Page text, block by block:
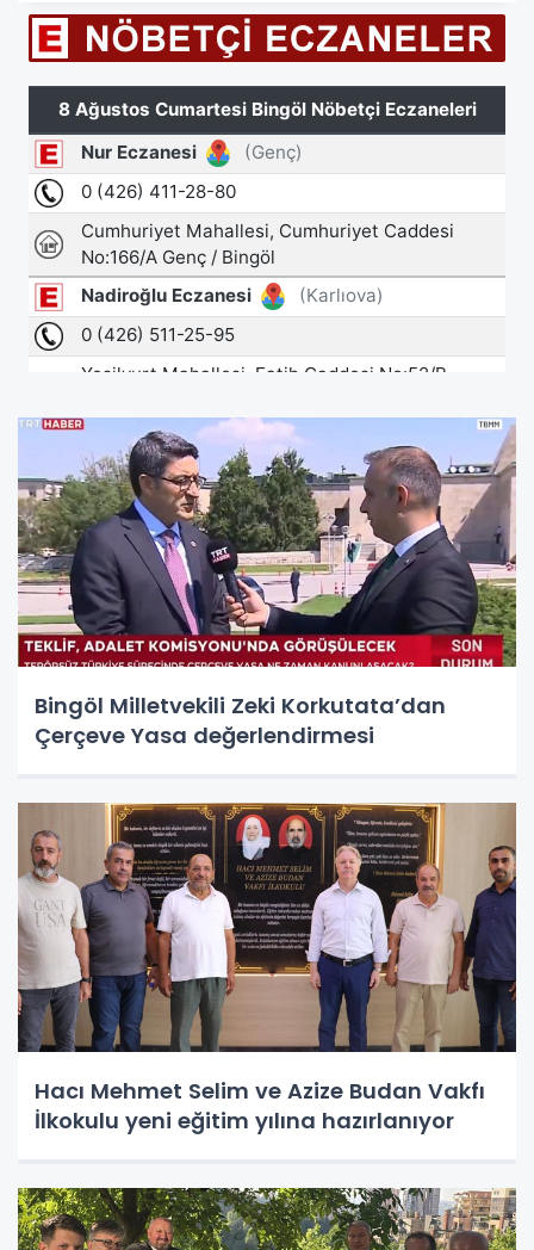
Bingöl Milletvekili Zeki Korkutata’dan
Çerçeve Yasa değerlendirmesi
Hacı Mehmet Selim ve Azize Budan Vakfı
İlkokulu yeni eğitim yılına hazırlanıyor